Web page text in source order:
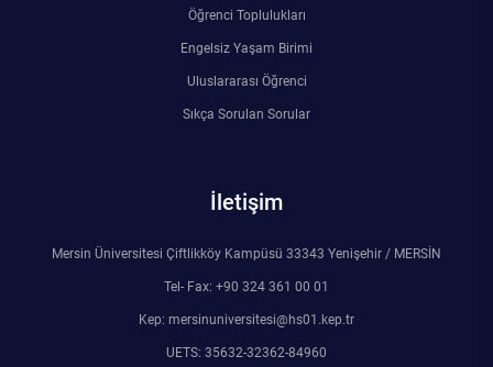
Öğrenci Toplulukları
Engelsiz Yaşam Birimi
Uluslararası Öğrenci
Sıkça Sorulan Sorular
İletişim
Mersin Üniversitesi Çiftlikköy Kampüsü 33343 Yenişehir / MERSİN
Tel- Fax: +90 324 361 00 01
Kep: mersinuniversitesi@hs01.kep.tr
UETS: 35632-32362-84960